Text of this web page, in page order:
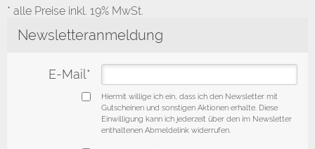
* alle Preise inkl. 19% MwSt.